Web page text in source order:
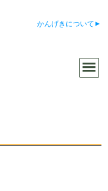
かんげきについて